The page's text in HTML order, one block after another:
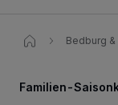
Bedburg
Familien-